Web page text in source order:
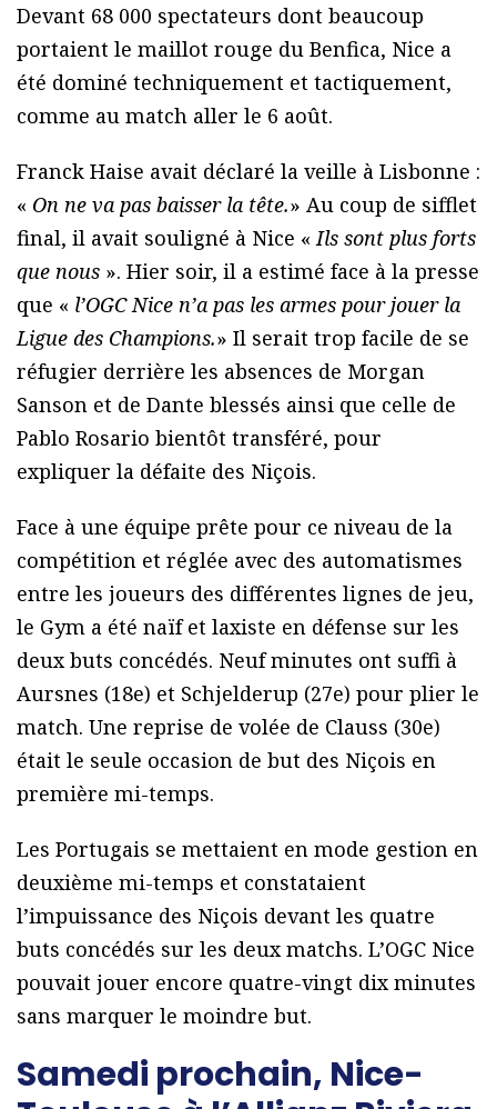
Devant 68 000 spectateurs dont beaucoup
portaient le maillot rouge du Benfica, Nice a
été dominé techniquement et tactiquement,
comme au match aller le 6 août.
Franck Haise avait déclaré la veille à Lisbonne :
« On ne va pas baisser la tête.» Au coup de sifflet
final, il avait souligné à Nice « Ils sont plus forts
que nous ». Hier soir, il a estimé face à la presse
que « l’OGC Nice n’a pas les armes pour jouer la
Ligue des Champions.» Il serait trop facile de se
réfugier derrière les absences de Morgan
Sanson et de Dante blessés ainsi que celle de
Pablo Rosario bientôt transféré, pour
expliquer la défaite des Niçois.
Face à une équipe prête pour ce niveau de la
compétition et réglée avec des automatismes
entre les joueurs des différentes lignes de jeu,
le Gym a été naïf et laxiste en défense sur les
deux buts concédés. Neuf minutes ont suffi à
Aursnes (18e) et Schjelderup (27e) pour plier le
match. Une reprise de volée de Clauss (30e)
était le seule occasion de but des Niçois en
première mi-temps.
Les Portugais se mettaient en mode gestion en
deuxième mi-temps et constataient
l’impuissance des Niçois devant les quatre
buts concédés sur les deux matchs. L’OGC Nice
pouvait jouer encore quatre-vingt dix minutes
sans marquer le moindre but.
Samedi prochain, Nice-